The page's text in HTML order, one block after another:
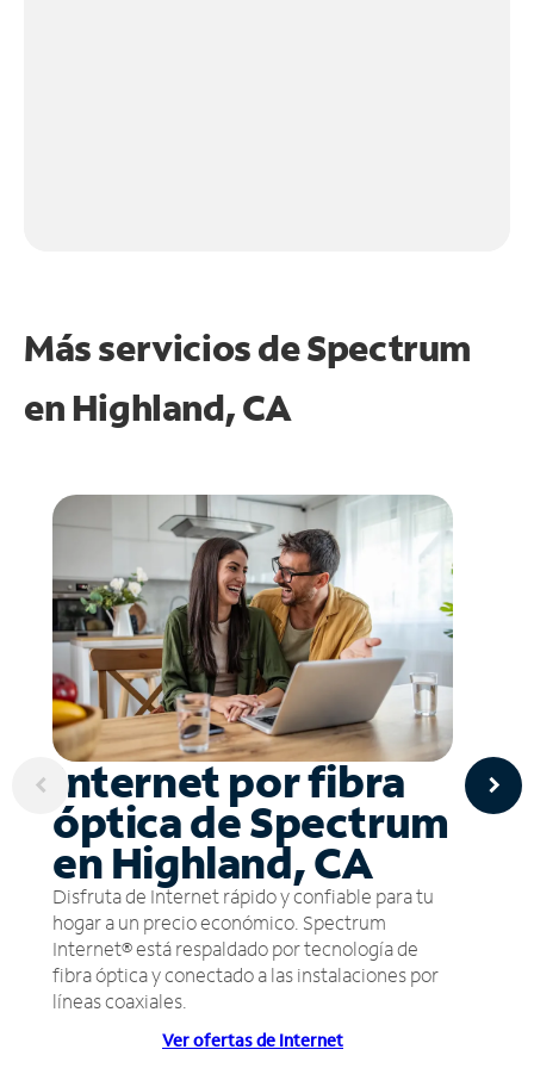
Más servicios de Spectrum
en Highland, CA
Internet por fibra
óptica de Spectrum
en Highland, CA
Disfruta de Internet rápido y confiable para tu
hogar a un precio económico. Spectrum
Internet® está respaldado por tecnología de
fibra óptica y conectado a las instalaciones por
líneas coaxiales.
Ver ofertas de Internet